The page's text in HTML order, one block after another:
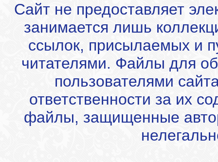
Сайт не предоставляет
занимается лишь
ссылок, присылаемых и
читателями. Файлы для
пользователями
ответственности за их
файлы, защищенные